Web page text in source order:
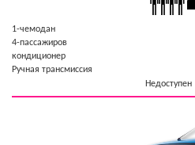
1-чемодан
4-пассажиров
кондиционер
Ручная трансмиссия
Недоступен